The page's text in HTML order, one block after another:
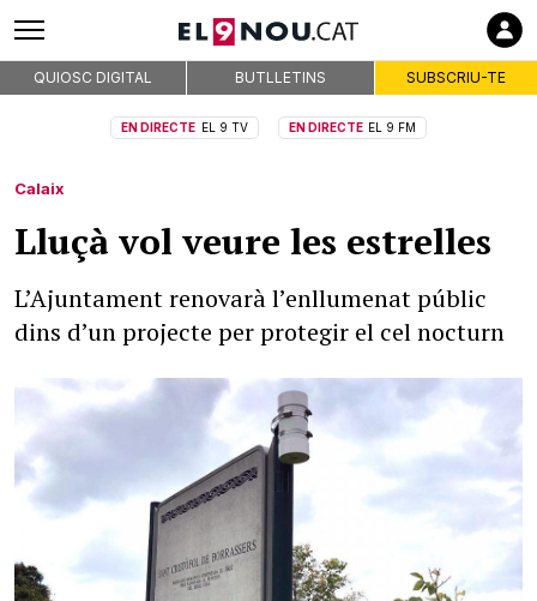
QUIOSC DIGITAL BUTLLETINS SUBSCRIU-TE
EN DIRECTE EL 9 TV EN DIRECTE EL 9 FM
Calaix
Lluçà vol veure les estrelles
L’Ajuntament renovarà l’enllumenat públic
dins d’un projecte per protegir el cel nocturn